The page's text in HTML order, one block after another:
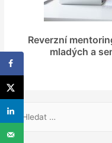
Reverzní
mladých a
V
y